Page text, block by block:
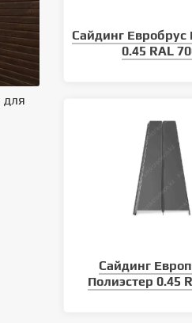
для
на выбор кровельного
Сайдинг Евробрус
0.45 RAL
Сайдинг
Полиэстер 0.45